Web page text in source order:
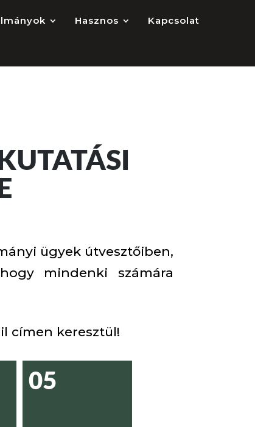
Hasznos Kapcsolat
ügyek útvesztőiben,
mindenki számára
címen keresztül!
05